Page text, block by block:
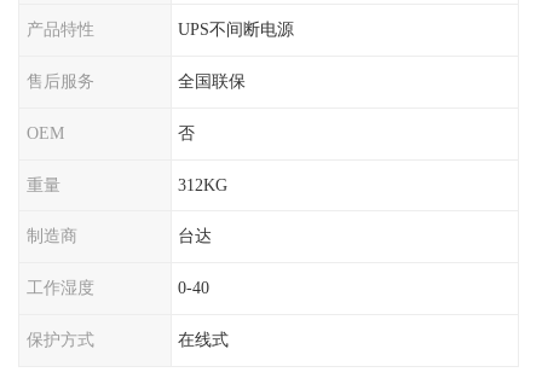
产品特性 UPS不间断电源
售后服务 全国联保
OEM 否
重量 312KG
制造商 台达
工作湿度 0-40
保护方式 在线式